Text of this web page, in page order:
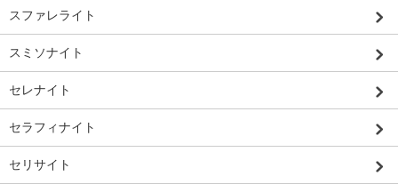
スファレライト
スミソナイト
セレナイト
セラフィナイト
セリサイト